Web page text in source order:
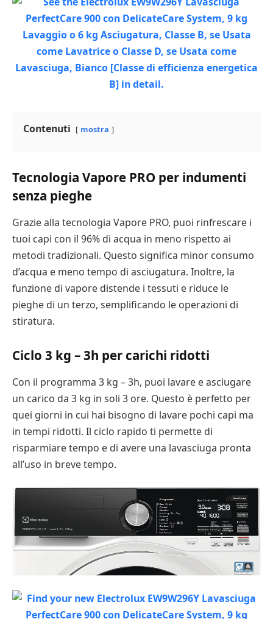
Contenuti mostra
Tecnologia Vapore PRO per indumenti
senza pieghe
Grazie alla tecnologia Vapore PRO, puoi rinfrescare i
tuoi capi con il 96% di acqua in meno rispetto ai
metodi tradizionali. Questo significa minor consumo
d’acqua e meno tempo di asciugatura. Inoltre, la
funzione di vapore distende i tessuti e riduce le
pieghe di un terzo, semplificando le operazioni di
stiratura.
Ciclo 3 kg – 3h per carichi ridotti
Con il programma 3 kg – 3h, puoi lavare e asciugare
un carico da 3 kg in soli 3 ore. Questo è perfetto per
quei giorni in cui hai bisogno di lavare pochi capi ma
in tempi ridotti. Il ciclo rapido ti permette di
risparmiare tempo e di avere una lavasciuga pronta
all’uso in breve tempo.